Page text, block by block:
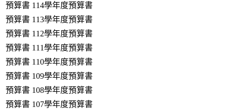
預算書 114學年度預算書
預算書 113學年度預算書
預算書 112學年度預算書
預算書 111學年度預算書
預算書 110學年度預算書
預算書 109學年度預算書
預算書 108學年度預算書
預算書 107學年度預算書